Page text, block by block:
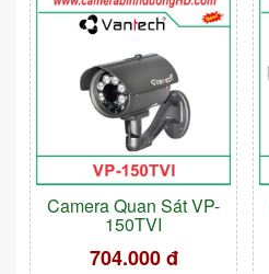
Camera Quan Sát VP-
150TVI
704.000 đ